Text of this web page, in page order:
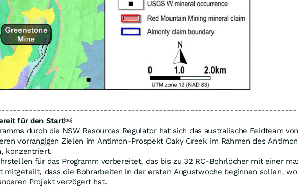
für den Start￼
durch die NSW Resources Regulator hat sich das australische Feldteam
vorrangigen Zielen im Antimon-Prospekt Oaky Creek im Rahmen des
konzentriert.
für das Programm vorbereitet, das bis zu 32 RC-Bohrlöcher mit einer
dass die Bohrarbeiten in der ersten Augustwoche beginnen sollen,
Projekt verzögert hat.